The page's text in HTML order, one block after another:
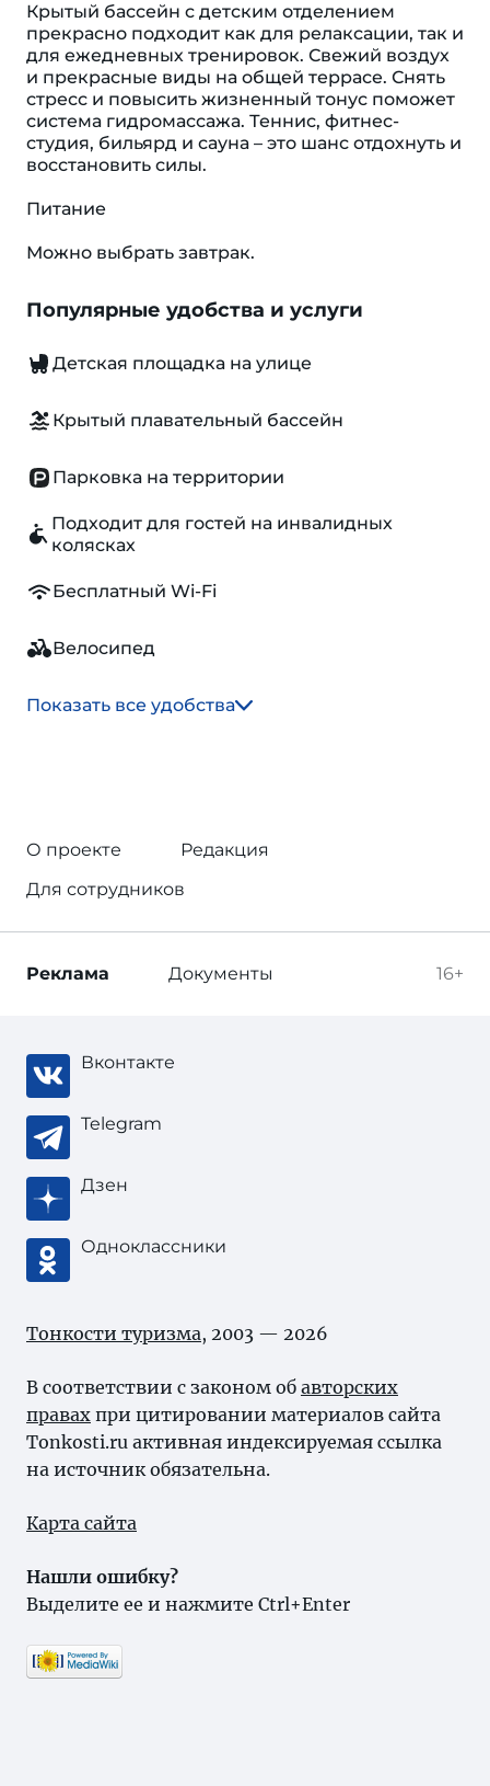
Крытый бассейн c детским отделением
прекрасно подходит как для релаксации, так и
для ежедневных тренировок. Свежий воздух
и прекрасные виды на общей террасе. Снять
стресс и повысить жизненный тонус поможет
система гидромассажа. Теннис, фитнес-
студия, бильярд и сауна – это шанс отдохнуть и
восстановить силы.
Питание
Можно выбрать завтрак.
Популярные удобства и услуги
Детская площадка на улице
Крытый плавательный бассейн
Парковка на территории
Подходит для гостей на инвалидных
колясках
Бесплатный Wi-Fi
Велосипед
Показать все удобства
О проекте
Редакция
Для сотрудников
16+
Реклама Документы
Вконтакте
Telegram
Дзен
Одноклассники
Тонкости туризма, 2003 — 2026
В соответствии с законом об авторских
правах при цитировании материалов сайта
Tonkosti.ru активная индексируемая ссылка
на источник обязательна.
Карта сайта
Нашли ошибку?
Выделите ее и нажмите Ctrl+Enter